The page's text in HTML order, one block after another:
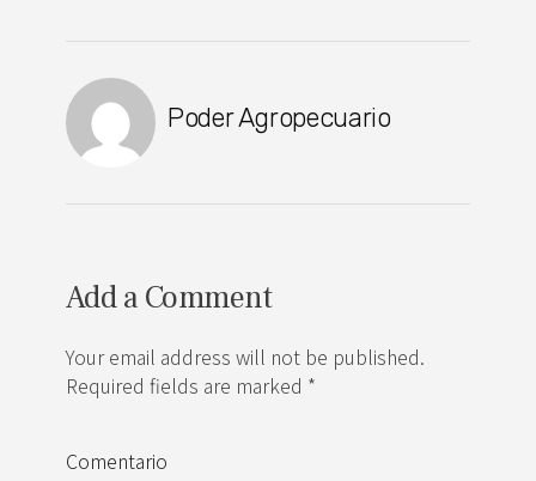
Poder Agropecuario
Add a Comment
Your email address will not be published.
Required fields are marked *
Comentario